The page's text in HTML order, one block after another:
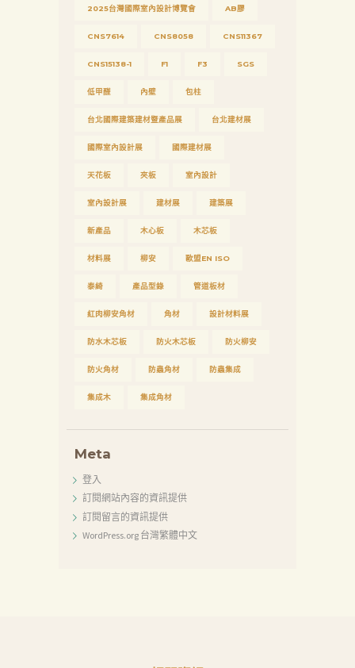
2025台灣國際室內設計博覽會 AB膠
CNS7614 CNS8058 CNS11367
CNS15138-1 F1 F3 SGS
低甲醛 內壁 包柱
台北國際建築建材暨產品展 台北建材展
國際室內設計展 國際建材展
天花板 夾板 室內設計
室內設計展 建材展 建築展
新產品 木心板 木芯板
材料展 柳安 歐盟EN ISO
泰綺 產品型錄 管道板材
紅肉柳安角材 角材 設計材料展
防水木芯板 防火木芯板 防火柳安
防火角材 防蟲角材 防蟲集成
集成木 集成角材
Meta
登入
訂閱網站內容的資訊提供
訂閱留言的資訊提供
WordPress.org 台灣繁體中文